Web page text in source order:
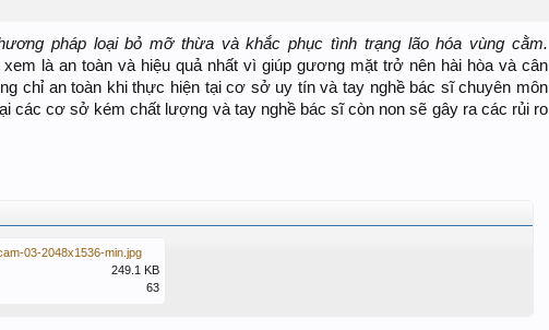
pháp loại bỏ mỡ thừa và khắc phục tình trạng lão hóa vùng cằm.
là an toàn và hiệu quả nhất vì giúp gương mặt trở nên hài hòa và cân
chỉ an toàn khi thực hiện tại cơ sở uy tín và tay nghề bác sĩ chuyên môn
các cơ sở kém chất lượng và tay nghề bác sĩ còn non sẽ gây ra các rủi ro
03-2048x1536-min.jpg
249.1 KB
63